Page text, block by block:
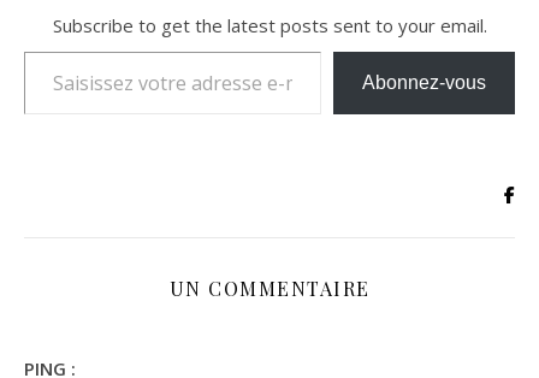
Subscribe to get the latest posts sent to your email.
Saisissez votre adresse e-mail…
Abonnez-vous
UN COMMENTAIRE
PING :